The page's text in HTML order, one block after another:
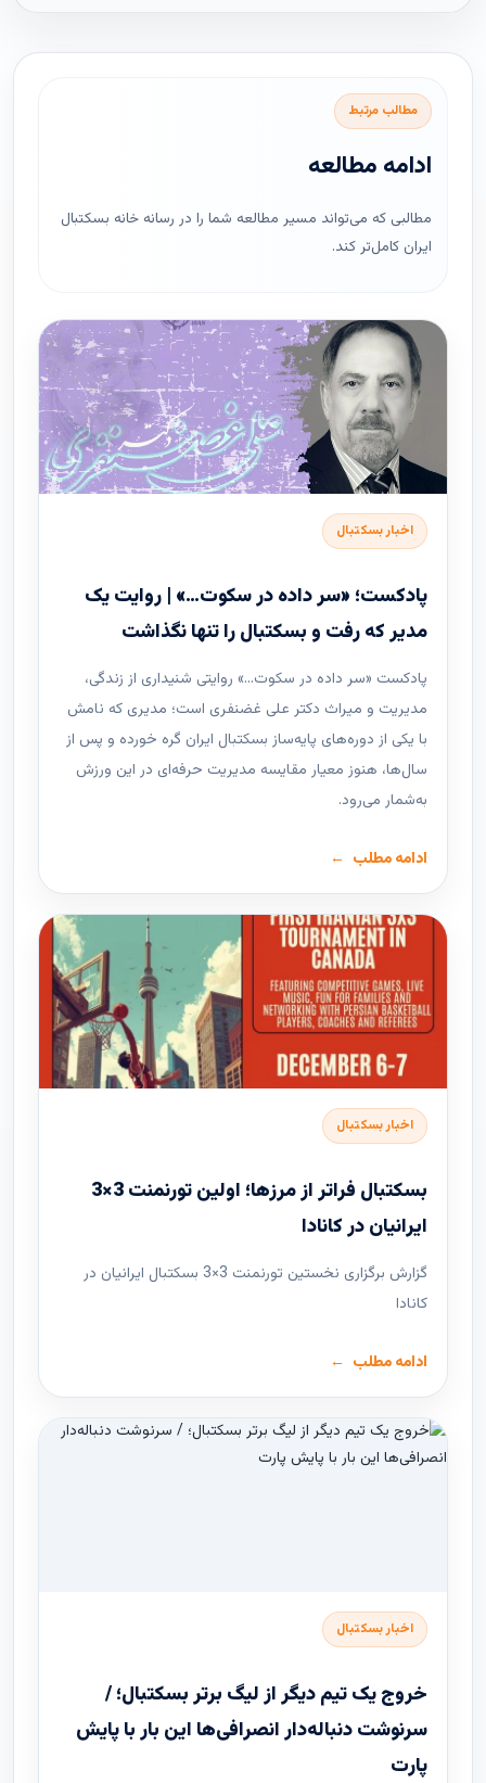
مطالب مرتبط
ادامه مطالعه
مطالبی که می‌تواند مسیر مطالعه شما را در رسانه خانه بسکتبال
ایران کامل‌تر کند.
اخبار بسکتبال
پادکست؛ «سر داده در سکوت…» | روایت یک
مدیر که رفت و بسکتبال را تنها نگذاشت
پادکست «سر داده در سکوت…» روایتی شنیداری از زندگی،
مدیریت و میراث دکتر علی غضنفری است؛ مدیری که نامش
با یکی از دوره‌های پایه‌ساز بسکتبال ایران گره خورده و پس از
سال‌ها، هنوز معیار مقایسه مدیریت حرفه‌ای در این ورزش
به‌شمار می‌رود.
ادامه مطلب
اخبار بسکتبال
بسکتبال فراتر از مرزها؛ اولین تورنمنت 3×3
ایرانیان در کانادا
گزارش برگزاری نخستین تورنمنت 3×3 بسکتبال ایرانیان در
کانادا
ادامه مطلب
اخبار بسکتبال
خروج یک تیم دیگر از لیگ برتر بسکتبال؛ /
سرنوشت دنباله‌دار انصرافی‌ها این بار با پایش
پارت